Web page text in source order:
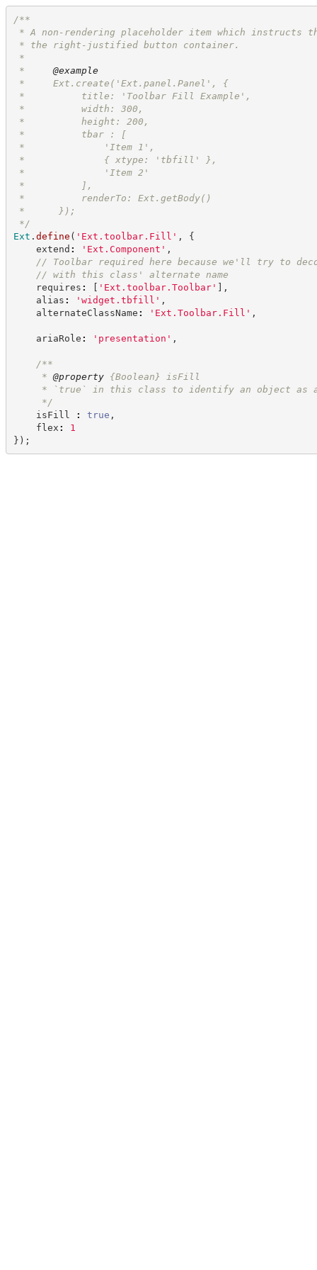
/**
* A non-rendering placeholder item which instructs
* the right-justified button container.
*
* @example
*     Ext.create('Ext.panel.Panel', {
*          title: 'Toolbar Fill Example',
*          width: 300,
*          height: 200,
*          tbar : [
*              'Item 1',
*              { xtype: 'tbfill' },
*              'Item 2'
*          ],
*          renderTo: Ext.getBody()
*      });
*/
Ext . define ( ' Ext.toolbar.Fill ' ,
{
extend : ' Ext.Component ' ,
// Toolbar required here because we'll try to
// with this class' alternate name
requires : [ ' Ext.toolbar.Toolbar' ] ,
alias : ' widget.tbfill ' ,
alternateClassName : ' Ext.Toolbar.Fill ' ,
ariaRole : ' presentation ' ,
/**
* @property {Boolean}
isFill
* `true` in this class to identify an object as
*/
isFill
: true ,
flex :
1
} ) ;